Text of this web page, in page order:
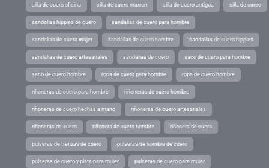
silla de cuero oficina silla de cuero marron silla de cuero antigua silla de cuero
sandalias hippies de cuero sandalias de cuero para hombre
sandalias de cuero mujer sandalias de cuero hombre sandalias de cuero hippies
sandalias de cuero artesanales sandalias de cuero saco de cuero para hombre
saco de cuero hombre ropa de cuero para hombre ropa de cuero hombre
riñoneras de cuero para hombre riñoneras de cuero hombre
riñoneras de cuero hechas a mano riñoneras de cuero artesanales
riñoneras de cuero riñonera de cuero hombre riñonera de cuero
pulseras de trenzas de cuero pulseras de hombre de cuero
pulseras de cuero y plata para mujer pulseras de cuero para mujer